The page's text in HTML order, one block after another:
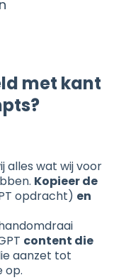
met kant
alles wat wij voor
Kopieer de
opdracht) en
content die
aanzet tot
op.